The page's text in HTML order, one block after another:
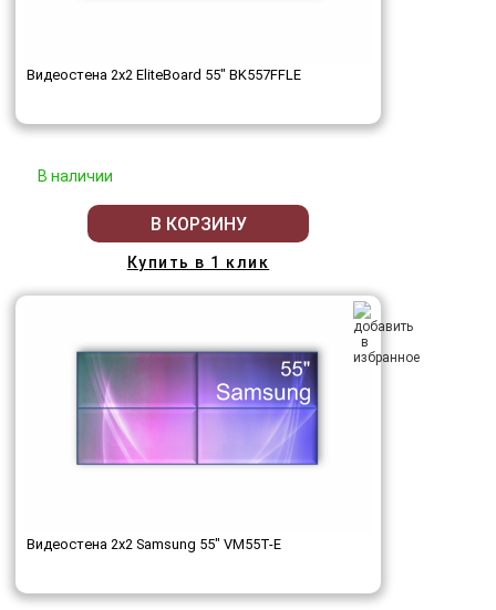
Видеостена 2x2 EliteBoard 55" BK557FFLE
В наличии
В КОРЗИНУ
Купить в 1 клик
Видеостена 2x2 Samsung 55" VM55T-E